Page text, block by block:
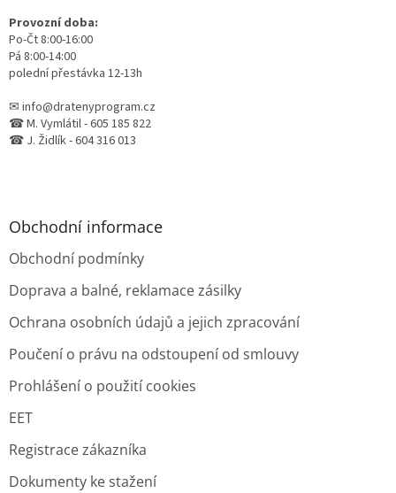
Provozní doba:
Po-Čt 8:00-16:00
Pá 8:00-14:00
polední přestávka 12-13h
✉ info@dratenyprogram.cz
☎ M. Vymlátil - 605 185 822
☎ J. Židlík - 604 316 013
Obchodní informace
Obchodní podmínky
Doprava a balné, reklamace zásilky
Ochrana osobních údajů a jejich zpracování
Poučení o právu na odstoupení od smlouvy
Prohlášení o použití cookies
EET
Registrace zákazníka
Dokumenty ke stažení